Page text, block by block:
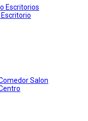
Escritorios
Salon